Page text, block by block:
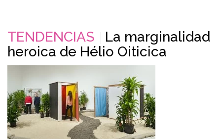
TENDENCIAS
La marginalidad
heroica de Hélio Oiticica